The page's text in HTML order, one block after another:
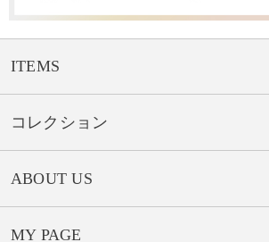
ITEMS
コレクション
ABOUT US
MY PAGE